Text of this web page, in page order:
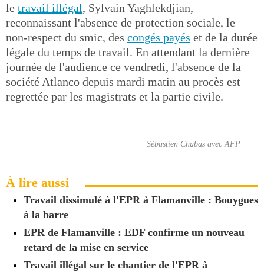
le travail illégal, Sylvain Yaghlekdjian,
reconnaissant l'absence de protection sociale, le
non-respect du smic, des congés payés et de la durée
légale du temps de travail. En attendant la dernière
journée de l'audience ce vendredi, l'absence de la
société Atlanco depuis mardi matin au procès est
regrettée par les magistrats et la partie civile.
Sébastien Chabas avec AFP
À lire aussi
Travail dissimulé à l'EPR à Flamanville : Bouygues
à la barre
EPR de Flamanville : EDF confirme un nouveau
retard de la mise en service
Travail illégal sur le chantier de l'EPR à